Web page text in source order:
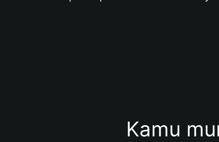
Kamu